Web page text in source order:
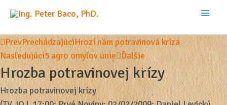
obsah
PrevPrechádzajúciHrozí nám potravinová kríza
Nasledujúci5 agro omylov únie Ďalšie
Hrozba potravinovej krízy
Hrozba potravinovej krízy